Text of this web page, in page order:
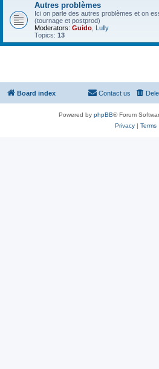
Autres problèmes
Ici on parle des autres problèmes et on
(tournage et postprod)
Moderators: Guido Lully
Topics: 13
Board index Contact us
Powered by phpBB® Forum
Privacy| Terms